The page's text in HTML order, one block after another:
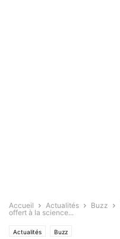
Accueil Actualités Buzz
offert à la science...
Actualités Buzz